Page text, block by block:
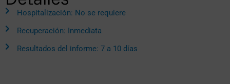
Hospitalización: No se requiere
Recuperación: Inmediata
Resultados del informe: 7 a 10 días